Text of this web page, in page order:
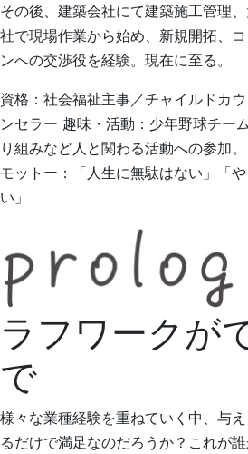
その後、建築会社にて建築施工管理
社で現場作業から始め、新規開拓、
ンへの交渉役を経験。現在に至る。
資格：社会福祉主事／チャイルドカ
ンセラー 趣味・活動：少年野球チー
り組みなど人と関わる活動への参加。
モットー：「人生に無駄はない」「
い」
ラフワークが
で
様々な業種経験を重ねていく中、与
るだけで満足なのだろうか？これが